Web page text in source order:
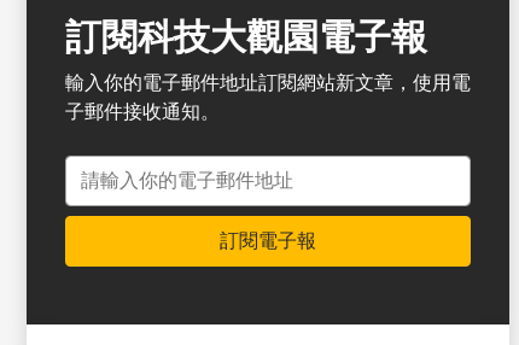
訂閱科技大觀園電子報
輸入你的電子郵件地址訂閱網站新文章，使用電
子郵件接收通知。
電子郵件地址
訂閱電子報